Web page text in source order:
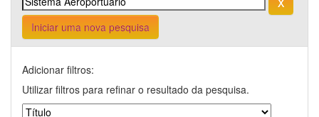
Iniciar uma nova pesquisa
Adicionar filtros:
Utilizar filtros para refinar o resultado da pesquisa.